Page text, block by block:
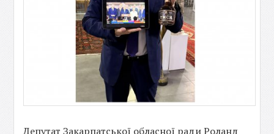
Депутат Закарпатської обласної ради Роланд